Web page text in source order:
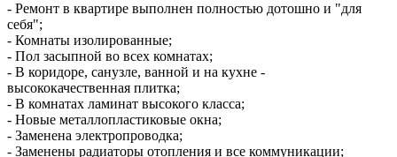
- Ремонт в квартире выполнен полностью дотошно и "для
себя";
- Комнаты изолированные;
- Пол засыпной во всех комнатах;
- В коридоре, санузле, ванной и на кухне -
высококачественная плитка;
- В комнатах ламинат высокого класса;
- Новые металлопластиковые окна;
- Заменена электропроводка;
- Заменены радиаторы отопления и все коммуникации;